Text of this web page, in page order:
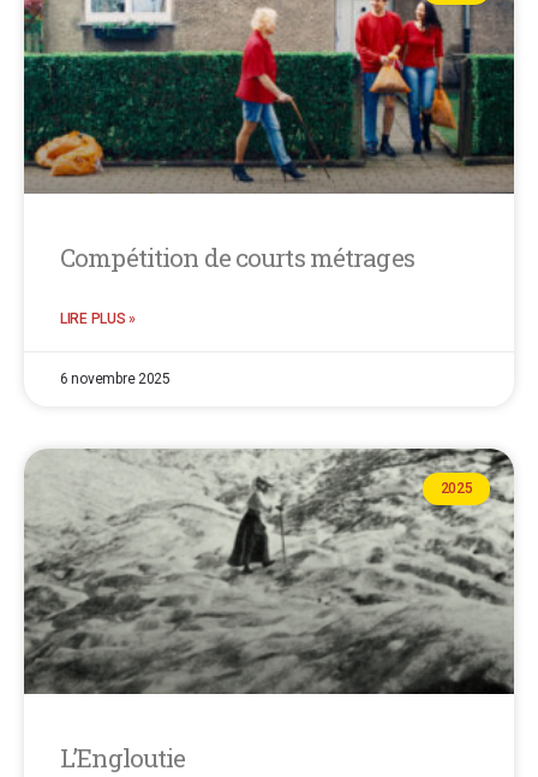
Compétition de courts métrages
LIRE PLUS »
6 novembre 2025
2025
L’Engloutie